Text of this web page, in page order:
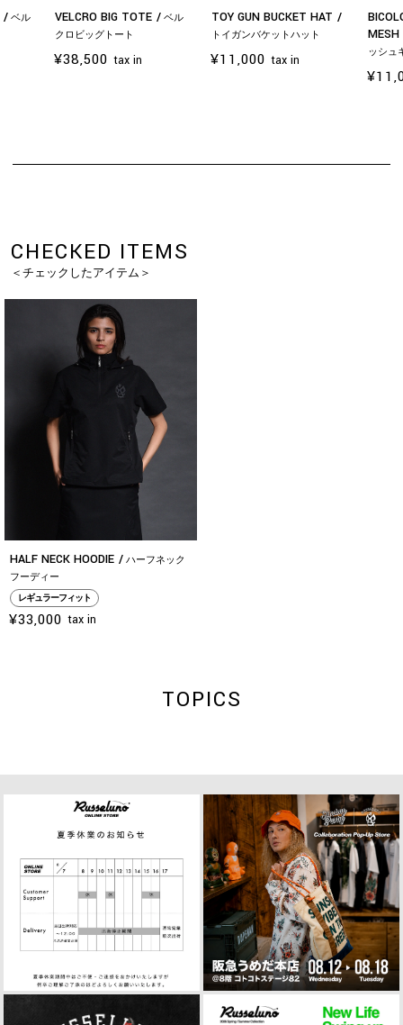
お買い物を続ける カートへ進む
ベル VELCRO BIG TOTE
ベル
クロビッグトート
¥38,500 tax in
TOY GUN BUCKET HAT
トイガンバケットハット
¥11,000 tax in ッシュ
CHECKED ITEMS
＜チェックしたアイテム＞
HALF NECK HOODIE
ハーフネック
フーディー
レギュラーフィット
¥33,000 tax in
TOPICS